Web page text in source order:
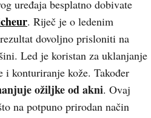
uređaja besplatno dobivate
. Riječ je o ledenim
dovoljno prisloniti na
Led je koristan za uklanjanje
konturiranje kože. Također
ožiljke od akni. Ovaj
na potpuno prirodan način